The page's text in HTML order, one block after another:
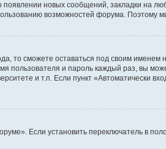
новых сообщений, закладки на
возможностей форума. Поэтому
то сможете оставаться под своим
пользователя и пароль каждый раз, вы
и т.п. Если пункт «Автоматически
Если установить переключатель в